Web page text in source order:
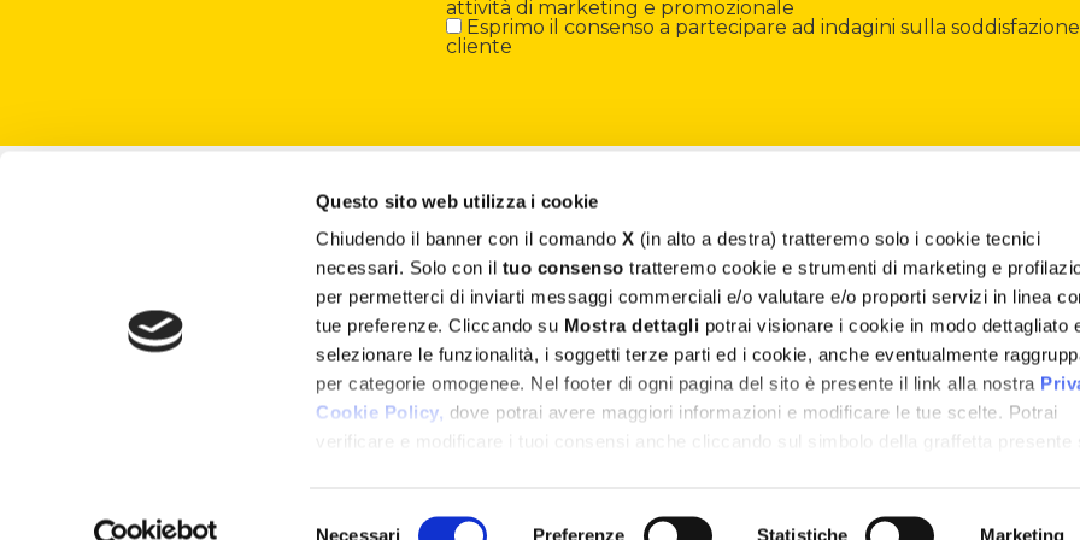
Questo sito web utilizza i cookie
Chiudendo il banner con il comando X (in alto a destra) tratteremo solo i cookie tecnici
necessari. Solo con il tuo consenso tratteremo cookie e strumenti di marketing e
per permetterci di inviarti messaggi commerciali e/o valutare e/o proporti servizi in linea
tue preferenze. Cliccando su Mostra dettagli potrai visionare i cookie in modo dettagliato
selezionare le funzionalità, i soggetti terze parti ed i cookie, anche eventualmente
per categorie omogenee. Nel footer di ogni pagina del sito è presente il link alla nostra
Cookie Policy, dove potrai avere maggiori informazioni e modificare le tue scelte. Potrai
verificare e modificare i tuoi consensi anche cliccando sul simbolo della graffetta presente
Necessari Preferenze Statistiche Marketing
attività di marketing e promozionale
Esprimo il consenso a partecipare ad indagini sulla soddisfazione
cliente
Shop
Assistenza
Termini e Condizioni
Privacy e Cookie Policy
Whistleblowing
Copyright Ⓒ 2024 Liscianigiochi – Via Ruscitti, Zona Ind.le Sant’Atto (TE) – P.I. 00723030672 –